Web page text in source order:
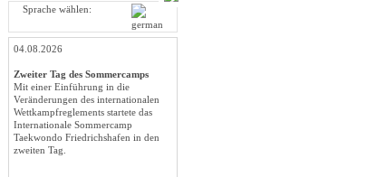
Sprache wählen:
04.08.2026
Zweiter Tag des Sommercamps
Mit einer Einführung in die
Veränderungen des internationalen
Wettkampfreglements startete das
Internationale Sommercamp
Taekwondo Friedrichshafen in den
zweiten Tag.